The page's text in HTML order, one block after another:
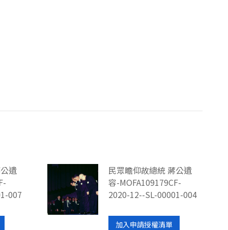
遺
007
民眾瞻仰故總統 蔣公遺
容-MOFA109179CF-
2020-12--SL-00001-004
加入申請授權清單